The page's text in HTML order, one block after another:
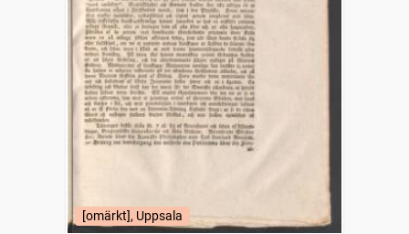
[omärkt], Uppsala